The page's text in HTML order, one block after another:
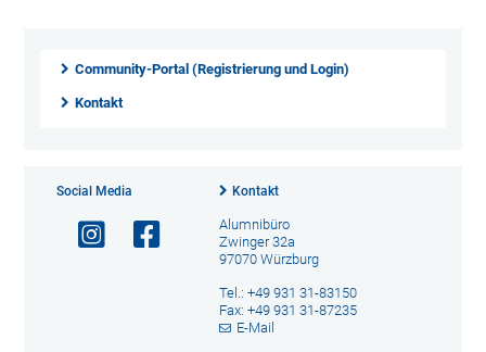
Community-Portal (Registrierung und Login)
Kontakt
Social Media Kontakt
Alumnibüro
Zwinger 32a
97070 Würzburg
Tel.: +49 931 31-83150
Fax: +49 931 31-87235
E-Mail